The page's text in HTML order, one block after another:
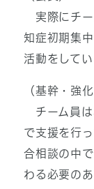
実際にチー
知症初期集
活動をして
（基幹・強化
チーム員は
で支援を行
合相談の中
わる必要の